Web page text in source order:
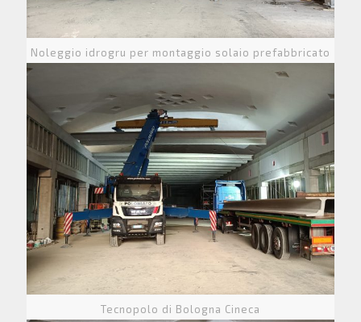
Noleggio idrogru per montaggio solaio prefabbricato
Tecnopolo di Bologna Cineca